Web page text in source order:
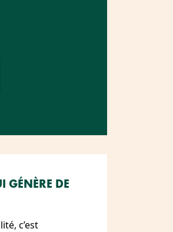
GÉNÈRE DE
c’est